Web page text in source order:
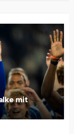
mit